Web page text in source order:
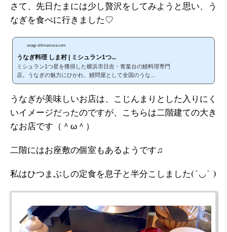
さて、先日たまには少し贅沢をしてみようと思い、う
なぎを食べに行きました♡
unagi-shimamura.com
うなぎ料理 しま村 | ミシュラン1つ...
ミシュラン1つ星を獲得した横浜市日吉・青葉台の鰻料理専門
店。うなぎの魅力にひかれ、鰻問屋として全国のうな...
うなぎが美味しいお店は、こじんまりとした入りにく
いイメージだったのですが、こちらは二階建ての大き
なお店です（＾ω＾）
二階にはお座敷の個室もあるようです♫
私はひつまぶしの定食を息子と半分こしました(´◡` )